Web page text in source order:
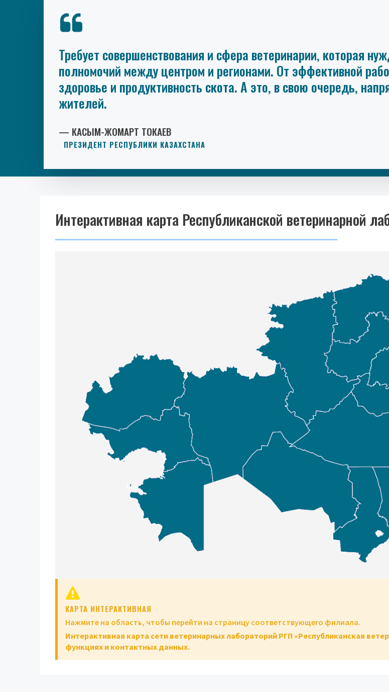
Требует совершенствования и сфера ветеринарии, которая
полномочий между центром и регионами. От эффективной
здоровье и продуктивность скота. А это, в свою очередь,
жителей.
— КАСЫМ-ЖОМАРТ ТОКАЕВ
ПРЕЗИДЕНТ РЕСПУБЛИКИ КАЗАХСТАНА
Интерактивная карта Республиканской ветеринарной
КАРТА ИНТЕРАКТИВНАЯ
Нажмите на область, чтобы перейти на страницу соответствующего филиала.
Интерактивная карта сети ветеринарных лабораторий РГП «Республиканская
функциях и контактных данных.